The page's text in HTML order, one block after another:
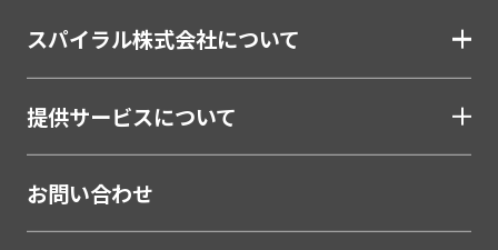
金融（銀行・信用金庫・信用組合・JAバンク・保
割賦・クレジット申込電子化
相談会・来店予約システム
スパイラル株式会社について
提供サービスについて
お問い合わせ